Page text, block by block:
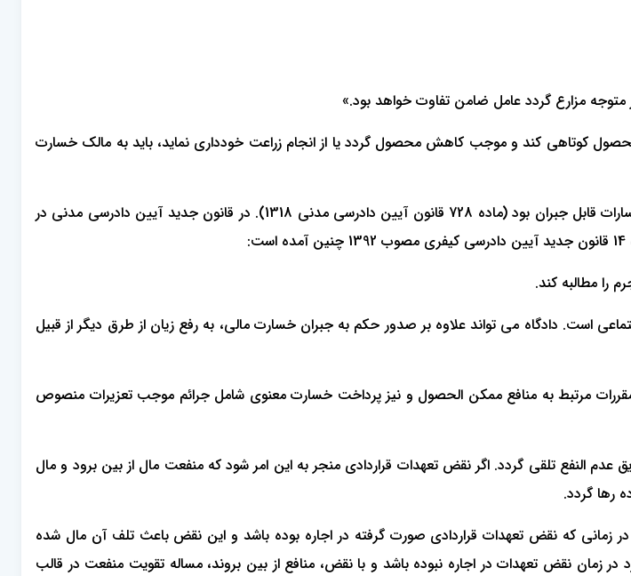
مزارع گردد عامل ضامن‌ تفاوت خواهد بود.»
کوتاهی کند و موجب کاهش محصول گردد یا از انجام زراعت خودداری نماید، باید به مالک خسارت
تا پیش از تصویب قانون آیین دادرسی مدنی مصوب 1379، خسارت عدم النفع همانند سایر خسارات قابل جبران بود (ماده 728 قانون آیین دادرسی مدنی 1318). در قانون جدید آیین دادرسی مدنی در
را مطالبه کند.
است. دادگاه می تواند علاوه بر صدور حکم به جبران خسارت مالی، به رفع زیان از طرق دیگر از قبیل
مقررات مرتبط به منافع ممکن الحصول و نیز پرداخت خسارت معنوی شامل جرائم موجب تعزیرات منصوص
النفع تلقی گردد. اگر نقض تعهدات قراردادی منجر به این امر شود که منفعت مال از بین برود و مال
رها گردد.
زمانی که نقض تعهدات قراردادی صورت گرفته در اجاره بوده باشد و این نقض باعث تلف آن مال شده
زمان نقض تعهدات در اجاره نبوده باشد و با نقض، منافع از بین بروند، مساله تقویت منفعت در قالب